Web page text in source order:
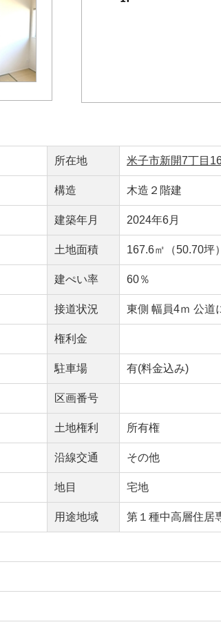
所在地 米子市新開7丁目
構造 木造２階建
建築年月 2024年6月
土地面積 167.6㎡（50.70坪
建ぺい率 60％
接道状況 東側 幅員4ｍ 公道
権利金
駐車場 有(料金込み)
区画番号
土地権利 所有権
沿線交通 その他
地目 宅地
用途地域 第１種中高層住居